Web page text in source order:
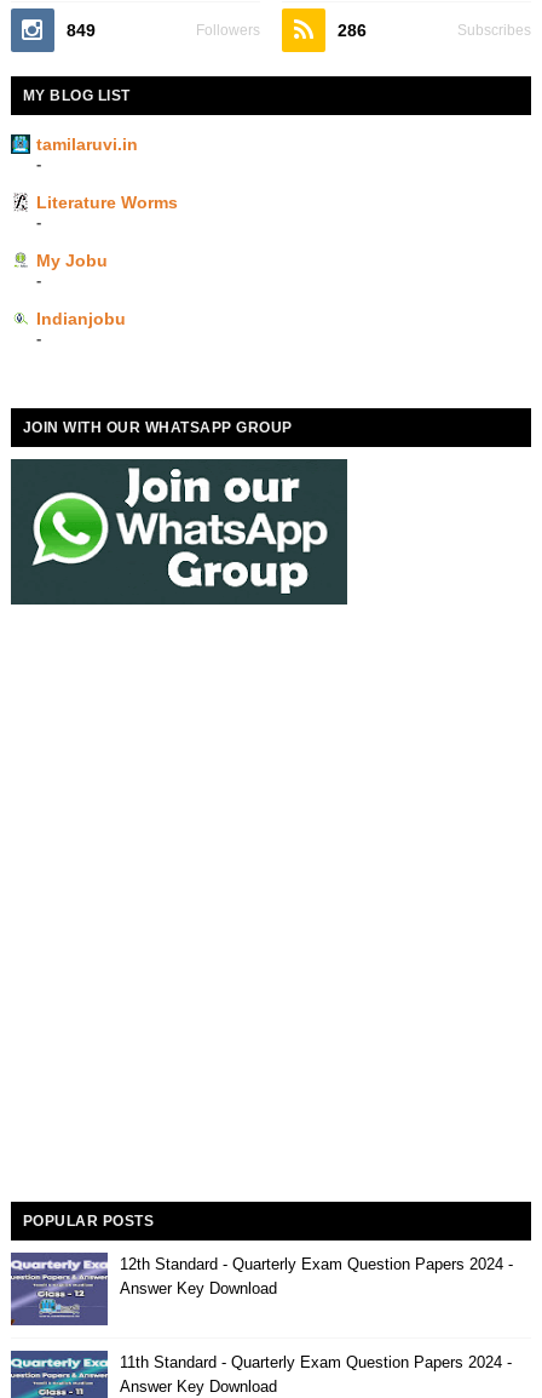
849 Followers 286 Subscribes
MY BLOG LIST
tamilaruvi.in
-
Literature Worms
-
My Jobu
-
Indianjobu
-
JOIN WITH OUR WHATSAPP GROUP
POPULAR POSTS
12th Standard - Quarterly Exam Question Papers 2024 -
Answer Key Download
11th Standard - Quarterly Exam Question Papers 2024 -
Answer Key Download